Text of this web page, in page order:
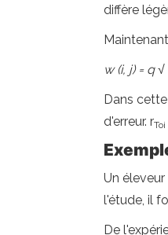
diffère
w (i, j) = q
Dans
d'erreur. rToi
Un
l'étude, il
De